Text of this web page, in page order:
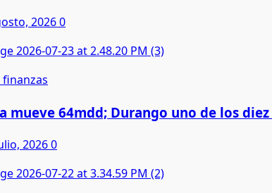
20260
finanzas
mueve 64mdd; Durango uno de los
20260